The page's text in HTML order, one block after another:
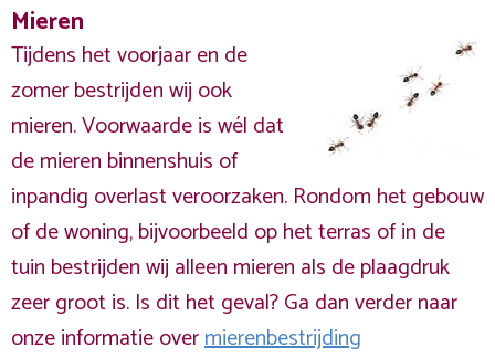
Mieren
Tijdens het voorjaar en de
zomer bestrijden wij ook
mieren. Voorwaarde is wél dat
de mieren binnenshuis of
inpandig overlast veroorzaken. Rondom het gebouw
of de woning, bijvoorbeeld op het terras of in de
tuin bestrijden wij alleen mieren als de plaagdruk
zeer groot is. Is dit het geval? Ga dan verder naar
onze informatie overmierenbestrijding